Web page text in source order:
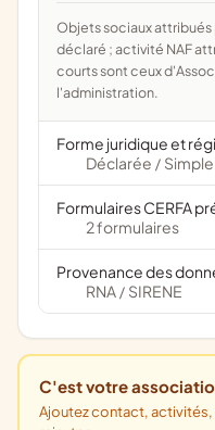
Objets sociaux attribués par l'administration d'après l'objet
déclaré ; activité NAF
courts sont ceux
l'administration.
Forme juridique et
Déclarée / Simple
Formulaires CERFA
2 formulaires
Provenance des
RNA / SIRENE
C'est votre
Ajoutez contact, activités, photos et annonces. Gratuit, en 5